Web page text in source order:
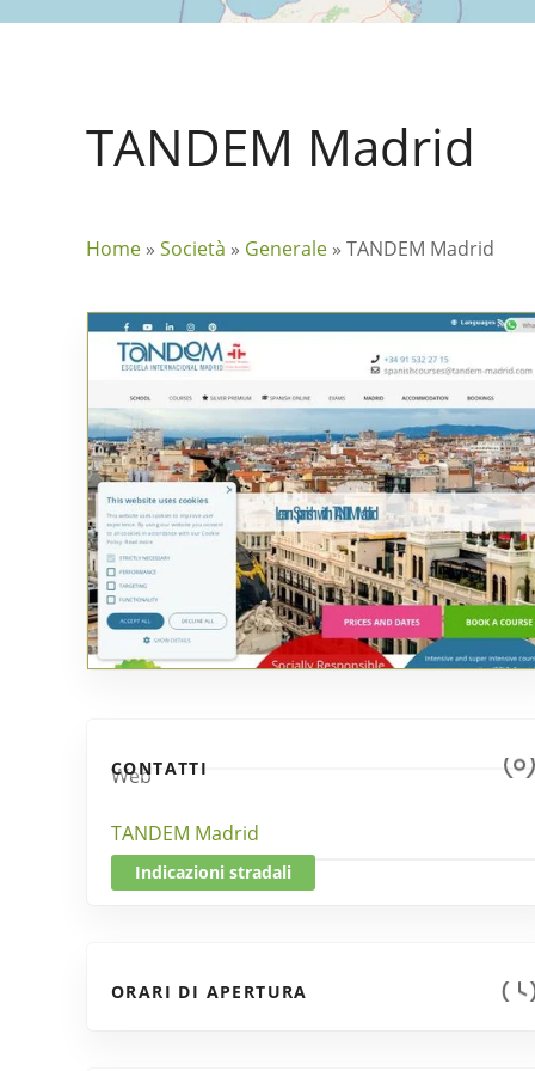
TANDEM Madrid
Home » Società » Generale » TANDEM Madrid
CONTATTI
Web
TANDEM Madrid
Indicazioni stradali
ORARI DI APERTURA